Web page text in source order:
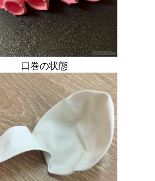
口巻の状態